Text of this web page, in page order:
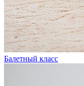
Балетный класс